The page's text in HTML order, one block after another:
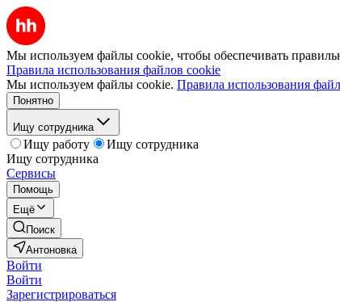
Мы используем файлы cookie, чтобы обеспечивать
Правила использования файлов cookie
Мы используем файлы cookie. Правила использования
Понятно
Ищу сотрудника
Ищу работу
Ищу сотрудника
Ищу сотрудника
Сервисы
Помощь
Ещё
Поиск
Антоновка
Войти
Войти
Зарегистрироваться